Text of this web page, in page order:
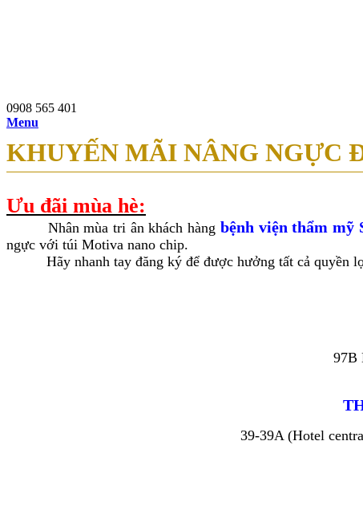
0908 565 401
Menu
KHUYẾN MÃI NÂNG NGỰC
Ưu đãi mùa hè:
Nhân mùa tri ân khách hàng bệnh viện thẩm mỹ
ngực với túi Motiva nano chip.
Hãy nhanh tay đăng ký để được hưởng tất cả quyền
97B
39-39A (Hotel